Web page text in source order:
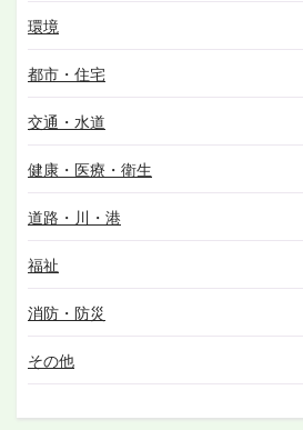
環境
都市・住宅
交通・水道
健康・医療・衛生
道路・川・港
福祉
消防・防災
その他